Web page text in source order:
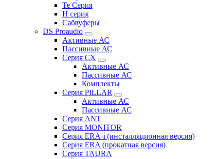
Te Серия
H серия
Сабвуферы
DS Proaudio
Активные АС
Пассивные АС
Серия CX
Активные АС
Пассивные АС
Комплекты
Серия PILLAR
Активные АС
Пассивные АС
Серия ANT
Серия MONITOR
Серия ERA-i (инсталляционная версия)
Серия ERA (прокатная версия)
Серия TAURA